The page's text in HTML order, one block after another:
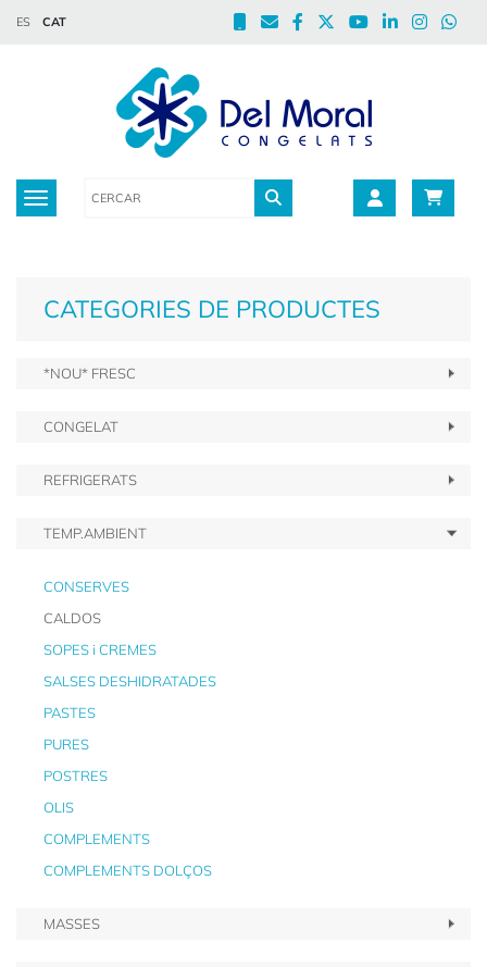
ES CAT
Toggle navigation
CATEGORIES DE PRODUCTES
*NOU* FRESC
CONGELAT
REFRIGERATS
TEMP.AMBIENT
CONSERVES
CALDOS
SOPES i CREMES
SALSES DESHIDRATADES
PASTES
PURES
POSTRES
OLIS
COMPLEMENTS
COMPLEMENTS DOLÇOS
MASSES